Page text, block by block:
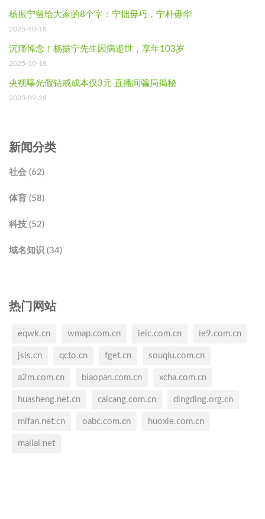
杨振宁留给大家的8个字：宁拙毋巧，宁朴毋华
2025-10-18
沉痛悼念！杨振宁先生因病逝世，享年103岁
2025-10-18
央视曝光假钻戒成本仅3元 直播间骗局揭秘
2025-09-28
新闻分类
社会 (62)
体育 (58)
科技 (52)
域名知识 (34)
热门网站
eqwk.cn wmap.com.cn ieic.com.cn ie9.com.cn
jsis.cn qcto.cn fget.cn souqiu.com.cn
a2m.com.cn biaopan.com.cn xcha.com.cn
huasheng.net.cn caicang.com.cn dingding.org.cn
mifan.net.cn oabc.com.cn huoxie.com.cn
mailai.net